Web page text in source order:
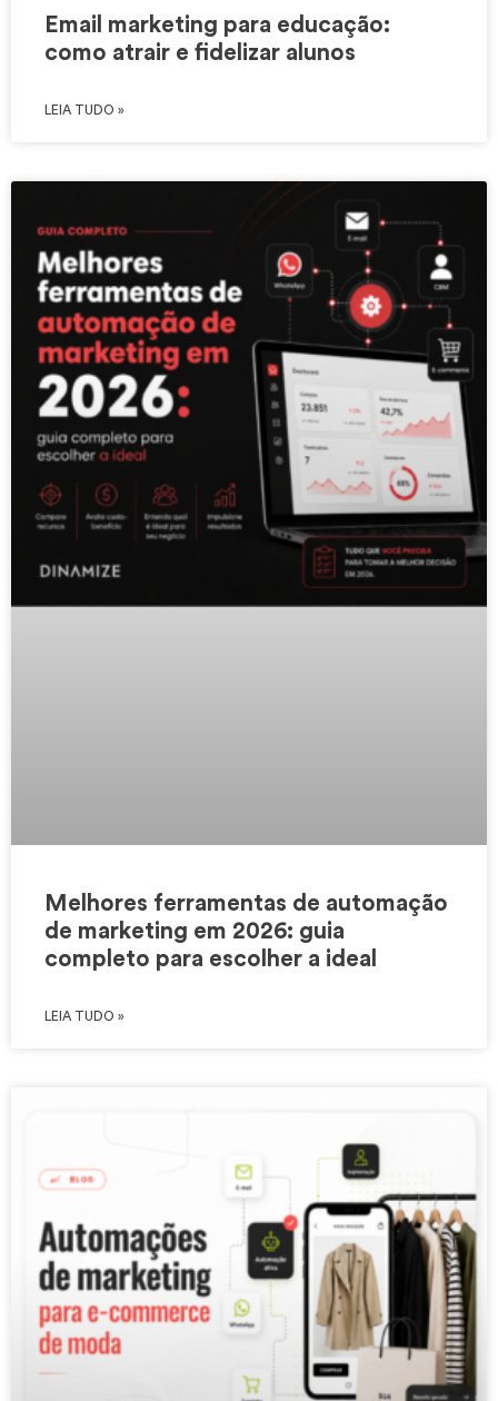
Email marketing para educação:
como atrair e fidelizar alunos
LEIA TUDO »
Melhores ferramentas de automação
de marketing em 2026: guia
completo para escolher a ideal
LEIA TUDO »